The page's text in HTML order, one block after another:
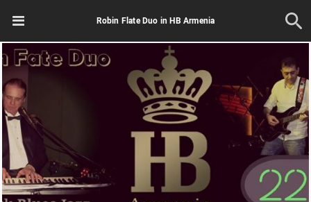
Robin Flate Duo in HB Armenia